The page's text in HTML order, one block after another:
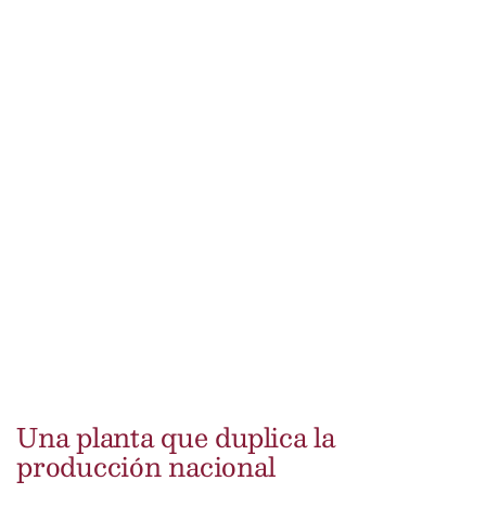
Una planta que duplica la
producción nacional